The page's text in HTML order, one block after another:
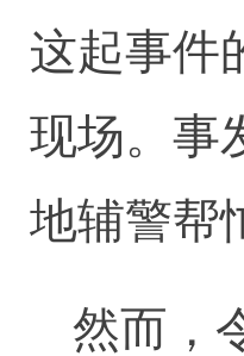
这起事件
现场。事
地辅警帮
然而，